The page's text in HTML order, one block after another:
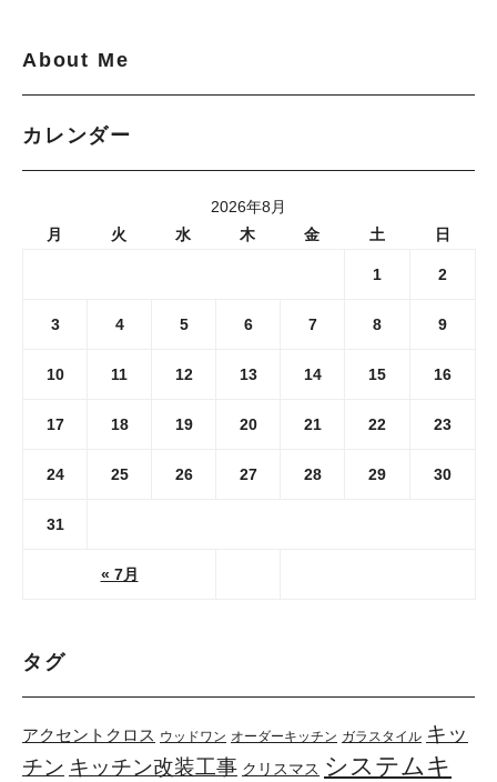
About Me
カレンダー
2026年8月
月
火 水 木 金 土 日
« 7月
1 2
3 4 5 6 7 8 9
10 11 12 13 14 15 16
17 18 19 20 21 22 23
24 25 26 27 28 29 30
31
タグ
アクセントクロス ウッドワン オーダーキッチン ガラスタイル キッ
チン キッチン改装工事 クリスマス システムキ